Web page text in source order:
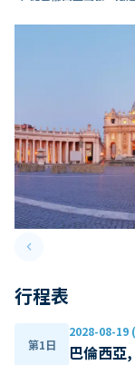
keyboard_arrow_leftPrevious slide
行程表
第1日
2028-08-19
巴倫西亞